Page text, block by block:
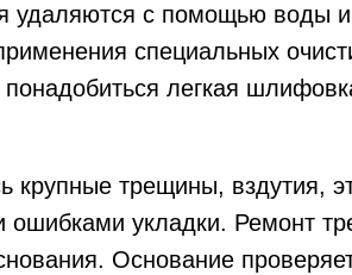
удаляются с помощью воды
специальных
легкая
трещины, вздутия,
укладки. Ремонт
Основание